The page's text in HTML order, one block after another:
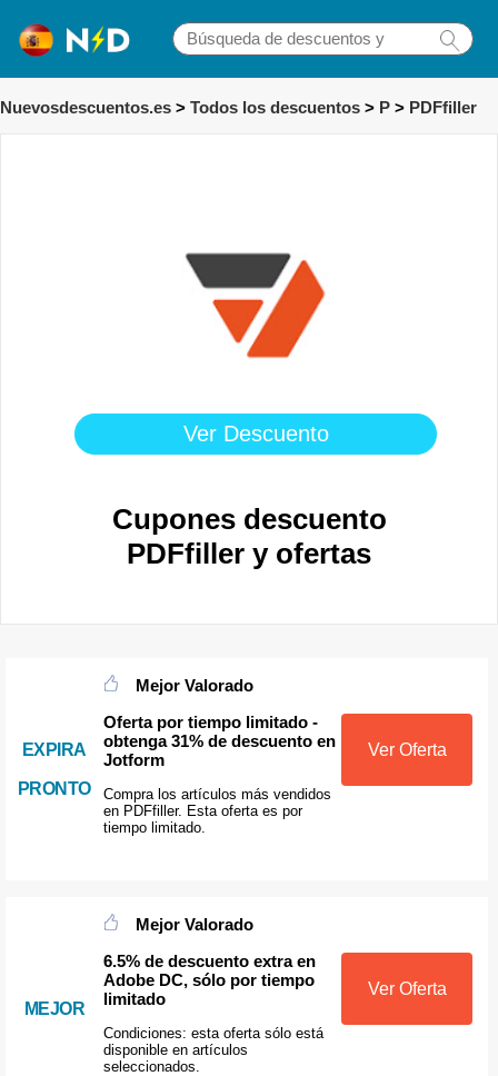
Nuevosdescuentos.es > Todos los descuentos > P > PDFfiller
Ver Descuento
Cupones descuento
PDFfiller y ofertas
EXPIRA
PRONTO
Mejor Valorado
Oferta por tiempo limitado -
obtenga 31% de descuento en
Jotform
Compra los artículos más vendidos
en PDFfiller. Esta oferta es por
tiempo limitado.
Ver Oferta
MEJOR
Mejor Valorado
6.5% de descuento extra en
Adobe DC, sólo por tiempo
limitado
Condiciones: esta oferta sólo está
disponible en artículos
seleccionados.
Ver Oferta